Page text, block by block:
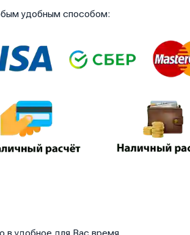
удобным способом: